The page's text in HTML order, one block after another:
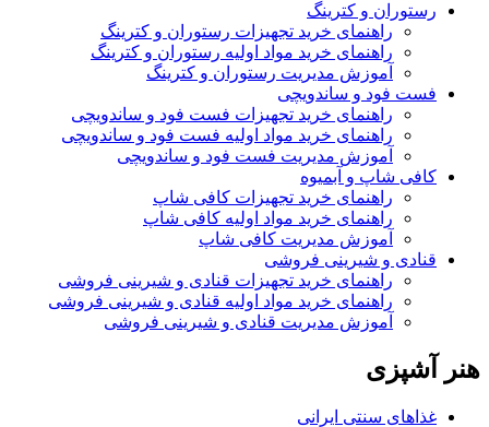
رستوران و کترینگ
راهنمای خرید تجهیزات رستوران و کترینگ
راهنمای خرید مواد اولیه رستوران و کترینگ
آموزش مدیریت رستوران و کترینگ
فست فود و ساندویچی
راهنمای خرید تجهیزات فست فود و ساندویچی
راهنمای خرید مواد اولیه فست فود و ساندویچی
آموزش مدیریت فست فود و ساندویچی
کافی شاپ و آبمیوه
راهنمای خرید تجهیزات کافی شاپ
راهنمای خرید مواد اولیه کافی‌ شاپ‌
آموزش مدیریت کافی شاپ
قنادی و شیرینی فروشی
راهنمای خرید تجهیزات قنادی و شیرینی فروشی
راهنمای خرید مواد اولیه قنادی و شیرینی فروشی
آموزش مدیریت قنادی و شیرینی فروشی
هنر آشپزی
غذاهای سنتی ایرانی